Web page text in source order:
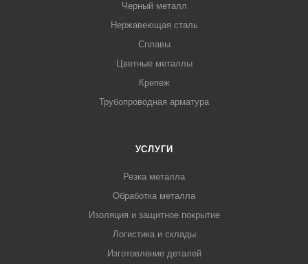
Черный металл
Нержавеющая сталь
Сплавы
Цветные металлы
Крепеж
Трубопроводная арматура
УСЛУГИ
Резка металла
Обработка металла
Изоляция и защитное покрытие
Логистика и склады
Изготовление деталей